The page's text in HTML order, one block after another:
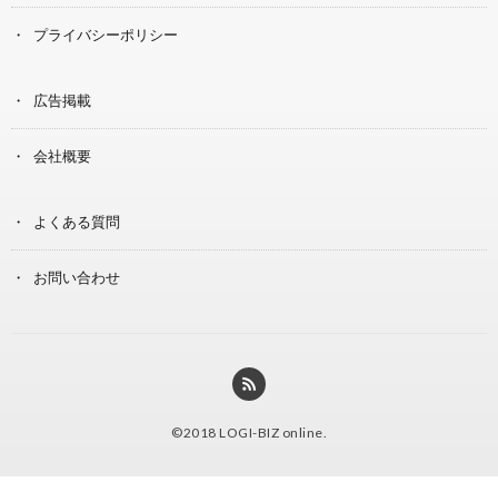
プライバシーポリシー
広告掲載
会社概要
よくある質問
お問い合わせ
©2018 LOGI-BIZ online